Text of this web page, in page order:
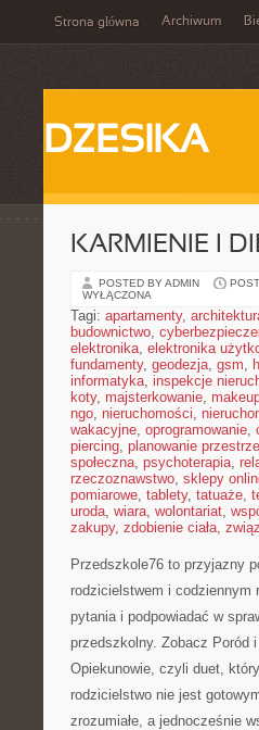
Strona główna Archiwum
DZESIKA
KARMIENIE I
POSTED BY ADMIN
WYŁĄCZONA
Tagi: apartamenty,
budownictwo,
elektronika, elektronika
fundamenty, geodezja, gsm,
informatyka, inspekcje
koty, majsterkowanie,
ngo, nieruchomości,
wakacyjne, oprogramowanie,
piercing, planowanie
społeczna, psychoterapia,
rzeczoznawstwo, sklepy
pomiarowe, tablety, tatuaże,
uroda, wiara, wolontariat,
zakupy, zdobienie ciała,
Przedszkole76 to przyjazny
rodzicielstwem i codziennym
pytania i podpowiadać w
przedszkolny. Zobacz Poród i
Opiekunowie, czyli duet,
rodzicielstwo nie jest
zrozumiałe, a jednocześnie